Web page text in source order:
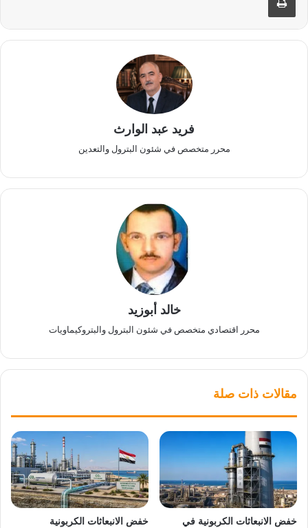
فريد عبد الوارث
محرر متخصص في شئون البترول والتعدين
خالد أبوزيد
محرر اقتصادي متخصص في شئون البترول والبتروكيماويات
مقالات ذات صلة
خفض الانبعاثات الكربونية في
خفض الانبعاثات الكربونية